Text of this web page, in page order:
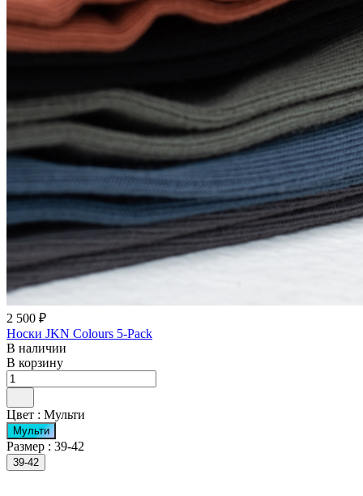
2 500 ₽
Носки JKN Colours 5-Pack
В наличии
В корзину
Цвет : Мульти
Мульти
Размер : 39-42
39-42